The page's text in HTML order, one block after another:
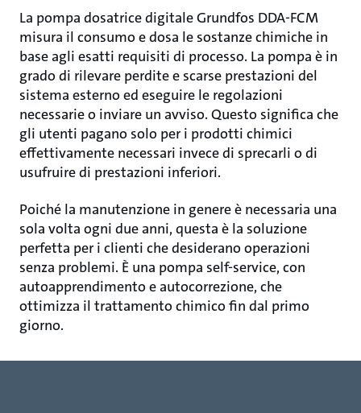
La pompa dosatrice digitale Grundfos DDA-FCM
misura il consumo e dosa le sostanze chimiche in
base agli esatti requisiti di processo. La pompa è in
grado di rilevare perdite e scarse prestazioni del
sistema esterno ed eseguire le regolazioni
necessarie o inviare un avviso. Questo significa che
gli utenti pagano solo per i prodotti chimici
effettivamente necessari invece di sprecarli o di
usufruire di prestazioni inferiori.
Poiché la manutenzione in genere è necessaria una
sola volta ogni due anni, questa è la soluzione
perfetta per i clienti che desiderano operazioni
senza problemi. È una pompa self-service, con
autoapprendimento e autocorrezione, che
ottimizza il trattamento chimico fin dal primo
giorno.